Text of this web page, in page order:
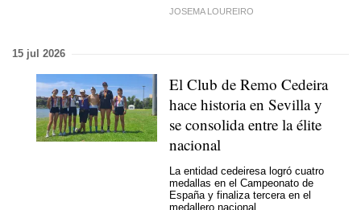
JOSEMA LOUREIRO
15 jul 2026
El Club de Remo Cedeira
hace historia en Sevilla y
se consolida entre la élite
nacional
La entidad cedeiresa logró cuatro
medallas en el Campeonato de
España y finaliza tercera en el
medallero nacional